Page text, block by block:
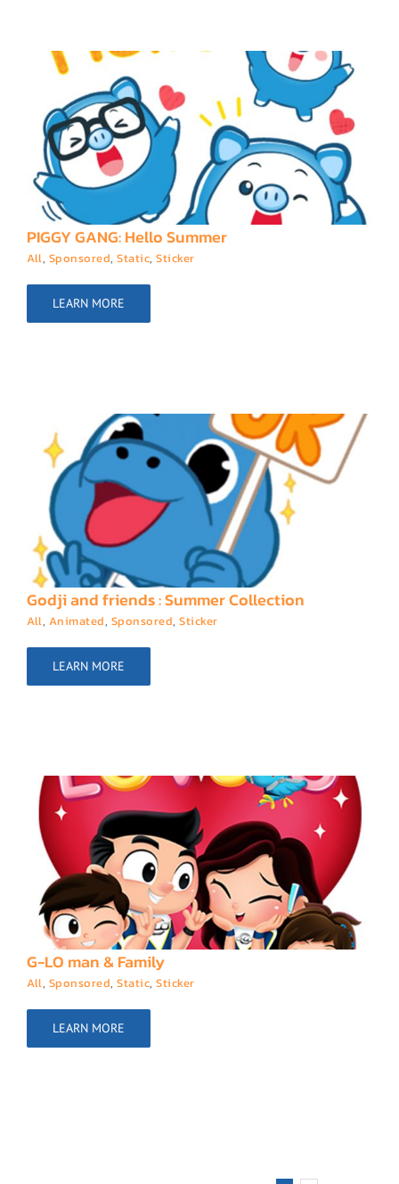
PIGGY GANG: Hello Summer
All, Sponsored, Static, Sticker
LEARN MORE
Godji and friends : Summer Collection
All, Animated, Sponsored, Sticker
LEARN MORE
G-LO man & Family
All, Sponsored, Static, Sticker
LEARN MORE